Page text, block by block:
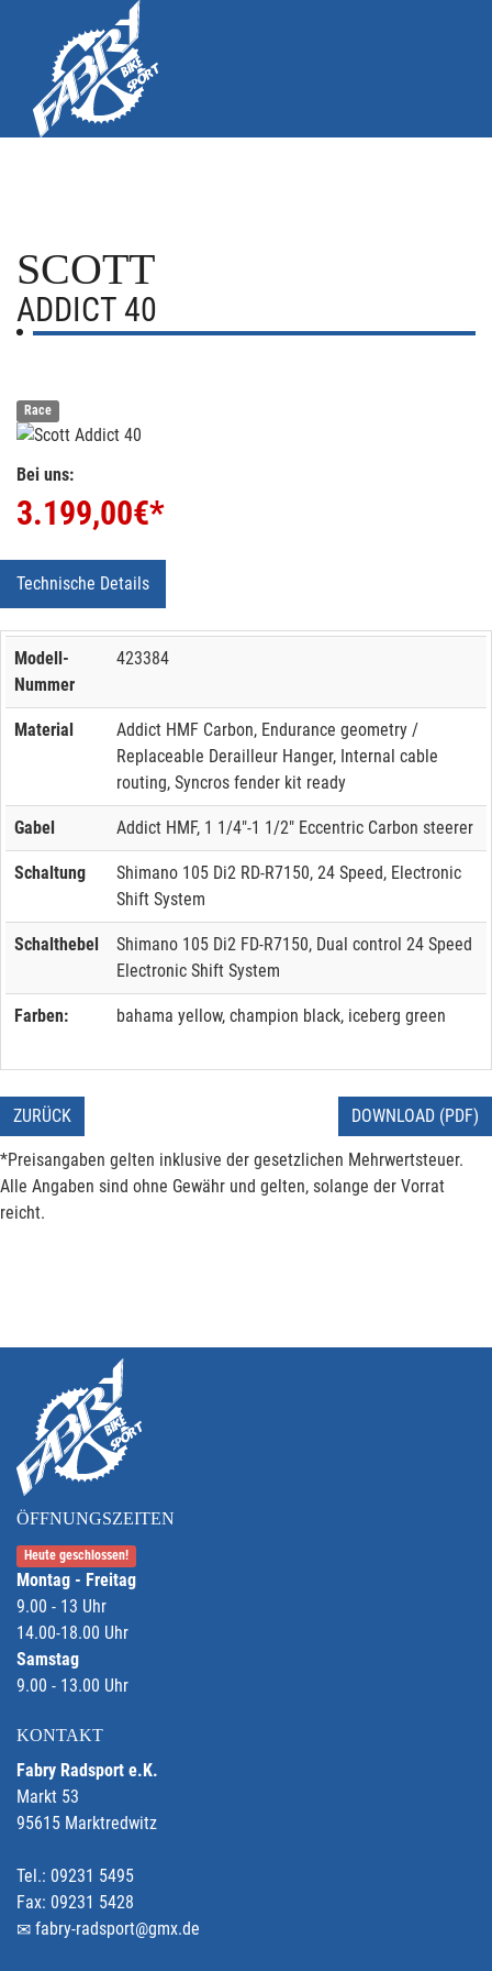
SCOTT
ADDICT 40
Race
Bei uns:
3.199,00€*
Technische Details
Modell-
Nummer
423384
Material
Addict HMF Carbon, Endurance geometry /
Replaceable Derailleur Hanger, Internal cable
routing, Syncros fender kit ready
Gabel Addict HMF, 1 1/4"-1 1/2" Eccentric Carbon steerer
Schaltung
Shimano 105 Di2 RD-R7150, 24 Speed, Electronic
Shift System
Schalthebel
Shimano 105 Di2 FD-R7150, Dual control 24 Speed
Electronic Shift System
Farben: bahama yellow, champion black, iceberg green
ZURÜCK DOWNLOAD (PDF)
*Preisangaben gelten inklusive der gesetzlichen Mehrwertsteuer.
Alle Angaben sind ohne Gewähr und gelten, solange der Vorrat
reicht.
ÖFFNUNGSZEITEN
Heute geschlossen!
Montag - Freitag
9.00 - 13 Uhr
14.00-18.00 Uhr
Samstag
9.00 - 13.00 Uhr
KONTAKT
Fabry Radsport e.K.
Markt 53
95615 Marktredwitz
Tel.: 09231 5495
Fax: 09231 5428
fabry-radsport@gmx.de